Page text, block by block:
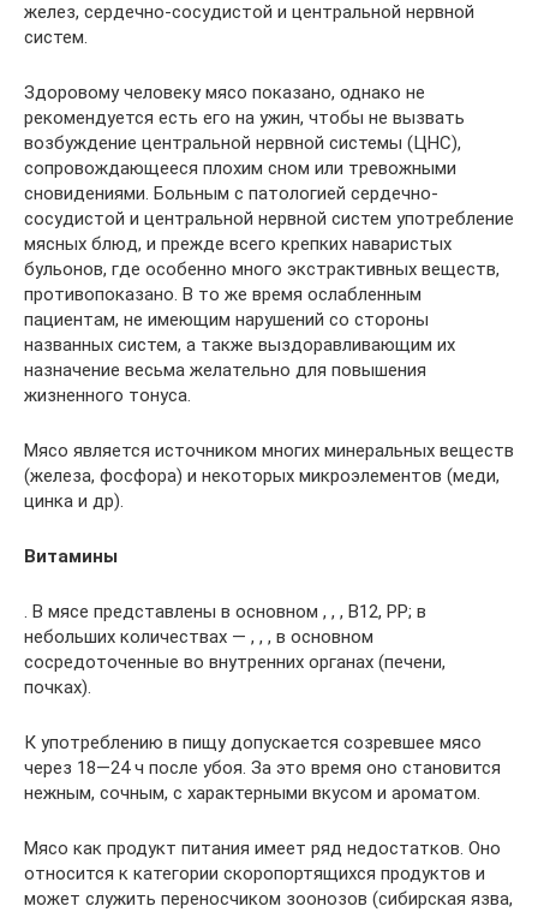
желез, сердечно-сосудистой и центральной нервной
систем.
Здоровому человеку мясо показано, однако не
рекомендуется есть его на ужин, чтобы не вызвать
возбуждение центральной нервной системы (ЦНС),
сопровождающееся плохим сном или тревожными
сновидениями. Больным с патологией сердечно-
сосудистой и центральной нервной систем употребление
мясных блюд, и прежде всего крепких наваристых
бульонов, где особенно много экстрактивных веществ,
противопоказано. В то же время ослабленным
пациентам, не имеющим нарушений со стороны
названных систем, а также выздоравливающим их
назначение весьма желательно для повышения
жизненного тонуса.
Мясо является источником многих минеральных веществ
(железа, фосфора) и некоторых микроэлементов (меди,
цинка и др).
Витамины
. В мясе представлены в основном , , , В12, РР; в
небольших количествах — , , , в основном
сосредоточенные во внутренних органах (печени,
почках).
К употреблению в пищу допускается созревшее мясо
через 18—24 ч после убоя. За это время оно становится
нежным, сочным, с характерными вкусом и ароматом.
Мясо как продукт питания имеет ряд недостатков. Оно
относится к категории скоропортящихся продуктов и
может служить переносчиком зоонозов (сибирская язва,